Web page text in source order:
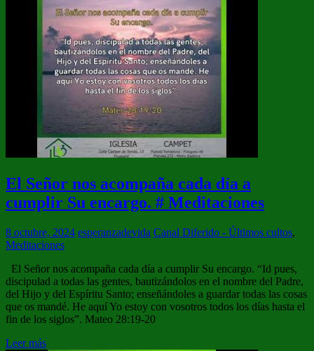
El Señor nos acompaña cada día a
cumplir Su encargo. # Meditaciones
8 octubre, 2024 esperanzadevida Canal Diferido - Últimos cultos,
Meditaciones
El Señor nos acompaña cada día a cumplir Su encargo. “Id pues,
discipulad a todas las gentes, bautizándolos en el nombre del Padre,
del Hijo y del Espíritu Santo; enseñándoles a guardar todas las cosas
que os mandé. He aquí Yo estoy con vosotros todos los días hasta el
fin de los siglos”. Mateo 28:19-20
Leer más